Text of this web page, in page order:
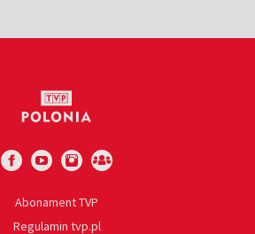
Abonament TVP
Regulamin tvp.pl